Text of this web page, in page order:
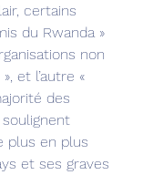
certains
du Rwanda »
non
et l’autre «
des
plus en plus
et ses graves